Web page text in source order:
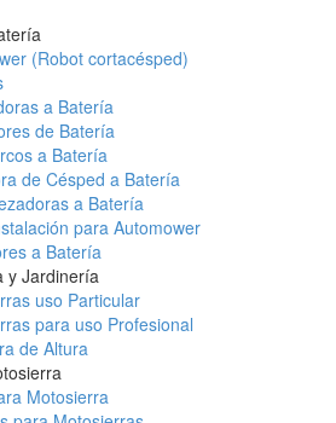
(Robot cortacésped)
a Batería
de Batería
a Batería
de Césped a Batería
a Batería
para Automower
a Batería
y Jardinería
uso Particular
para uso Profesional
de Altura
Motosierra